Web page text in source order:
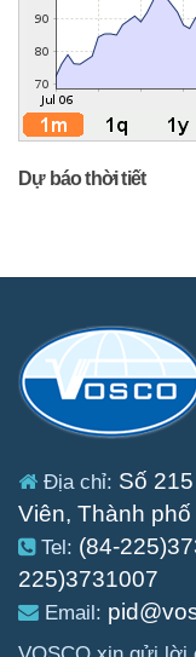
Dự báo thời tiết
Địa chỉ: Số
Viên, Thành
Tel: (84-
225)3731007
Email: